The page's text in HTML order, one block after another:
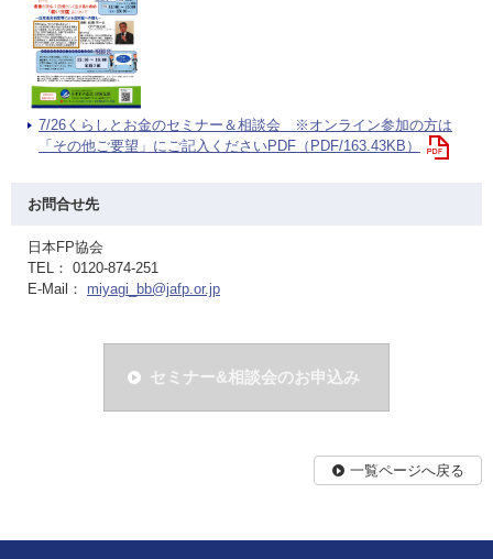
7/26くらしとお金のセミナー＆相談会 ※オンライン参加の方は
「その他ご要望」にご記入くださいPDF（PDF/163.43KB）
お問合せ先
日本FP協会
TEL： 0120-874-251
E-Mail： miyagi_bb@jafp.or.jp
セミナー&相談会のお申込み
一覧ページへ戻る